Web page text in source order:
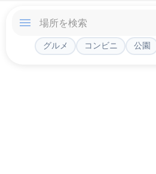
グルメ コンビニ 公園